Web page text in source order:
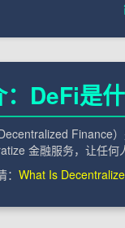
DeFi是什
Finance
金融服务，让任何
What Is